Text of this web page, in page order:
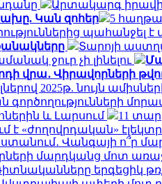
Արտակարգ
Կան զոհեր
5
պահանջել է
Տարոյի
ջուր չի լինելու
վրա․ Վիրավորների
2025թ. նույն
և Լարսում
11
է «ժողովրդական»
Վանգայի ո՞ր
մարդկանց մոտ
երգեցիկ